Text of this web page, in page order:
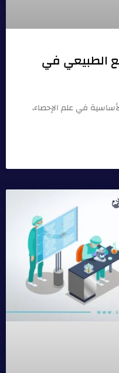
الطبيعي في
في علم الإحصاء،